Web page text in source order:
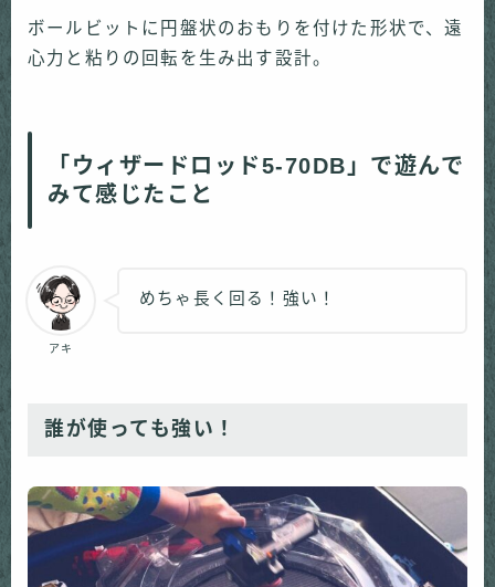
ボールビットに円盤状のおもりを付けた形状で、遠
心力と粘りの回転を生み出す設計。
「ウィザードロッド5-70DB」で遊んで
みて感じたこと
アキ
めちゃ長く回る！強い！
誰が使っても強い！